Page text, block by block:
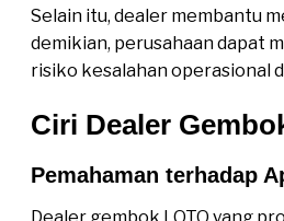
Selain itu, dealer membantu
demikian, perusahaan dapat
risiko kesalahan operasional
Ciri Dealer
Pemahaman terhadap